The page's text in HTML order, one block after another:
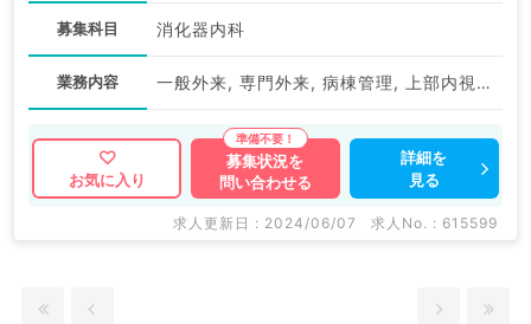
募集科目 消化器内科
業務内容 一般外来, 専門外来, 病棟管理, 上部内視鏡検査（ＧＦ）, 下部内視鏡検査（ＣＦ）
お気に入り
募集状況を
問い合わせる
詳細を
見る
求人更新日 : 2024/06/07 求人No. : 615599